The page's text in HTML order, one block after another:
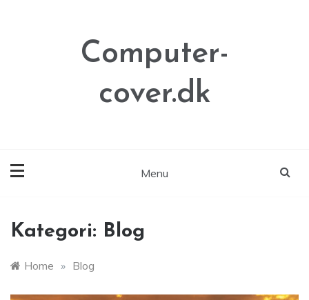
Computer-
cover.dk
Menu
Kategori: Blog
Home » Blog